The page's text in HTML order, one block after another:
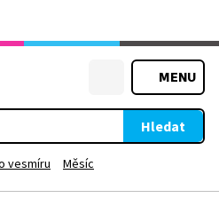
MENU
Hledat
vesmíru Měsíc